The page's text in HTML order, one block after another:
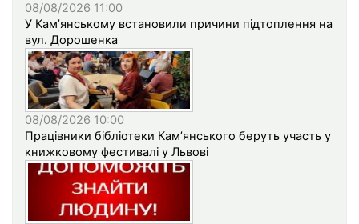
08/08/2026 11:00
У Кам’янському встановили причини підтоплення на
вул. Дорошенка
08/08/2026 10:00
Працівники бібліотеки Кам’янського беруть участь у
книжковому фестивалі у Львові